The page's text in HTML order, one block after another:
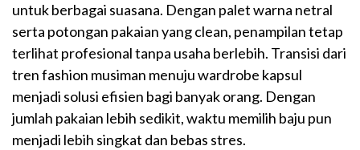
untuk berbagai suasana. Dengan palet warna netral
serta potongan pakaian yang clean, penampilan tetap
terlihat profesional tanpa usaha berlebih. Transisi dari
tren fashion musiman menuju wardrobe kapsul
menjadi solusi efisien bagi banyak orang. Dengan
jumlah pakaian lebih sedikit, waktu memilih baju pun
menjadi lebih singkat dan bebas stres.